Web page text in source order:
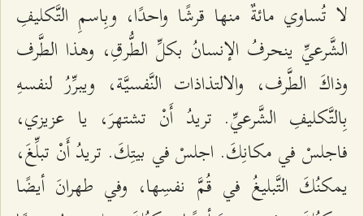
لا تُساوي مائةٌ منها قرشًا واحدًا، وبِاسمِ التَّكلیفِ
الشَّرعيِّ ینحرفُ الإنسانُ بكلِّ الطُّرقِ، وهذا الطَّرف
وذاكَ الطَّرف، والالتذاذات النَّفسیَّة، ویبرِّرُ لنفسهِ
بِالتَّكلیفِ الشَّرعيِّ. تریدُ أَنْ تشتهرَ، يا عزیزي،
فاجلسْ في مكانِكَ. اجلسْ في بیتِكَ. تریدُ أَنْ تبلِّغَ،
یمكنُكَ التَّبلیغُ في قُمَّ نفسِها، وفي طهرانَ أیضًا